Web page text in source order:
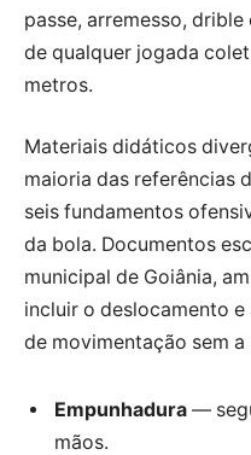
passe, arremesso,
de qualquer jogada
metros.
Materiais didáticos
maioria das referências
seis fundamentos
da bola. Documentos
municipal de Goiânia,
incluir o deslocamento
de movimentação sem a
Empunhadura —
mãos.